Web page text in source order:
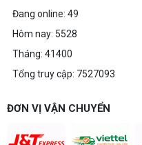
Đang online: 49
Hôm nay: 5528
Tháng: 41400
Tổng truy cập: 7527093
ĐƠN VỊ VẬN CHUYỂN